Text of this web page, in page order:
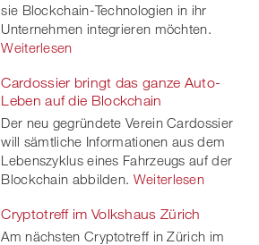
sie Blockchain-Technologien in ihr
Unternehmen integrieren möchten.
Weiterlesen
Cardossier bringt das ganze Auto-
Leben auf die Blockchain
Der neu gegründete Verein Cardossier
will sämtliche Informationen aus dem
Lebenszyklus eines Fahrzeugs auf der
Blockchain abbilden. Weiterlesen
Cryptotreff im Volkshaus Zürich
Am nächsten Cryptotreff in Zürich im